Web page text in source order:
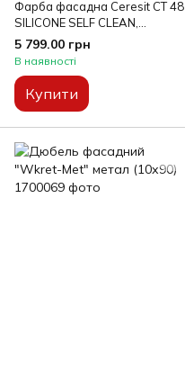
Фарба фасадна Ceresit CT 48
SILICONE SELF CLEAN,
прозора(10л)
5 799.00 грн
В наявності
Купити